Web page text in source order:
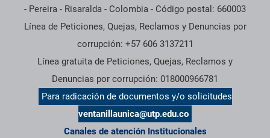
- Pereira - Risaralda - Colombia - Código postal: 660003
Línea de Peticiones, Quejas, Reclamos y Denuncias por
corrupción: +57 606 3137211
Línea gratuita de Peticiones, Quejas, Reclamos y
Denuncias por corrupción: 018000966781
Para radicación de documentos y/o solicitudes
ventanillaunica@utp.edu.co
Canales de atención Institucionales